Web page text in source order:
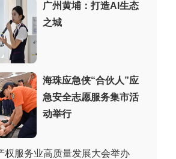
广州黄埔：打造AI生态
之城
海珠应急侠“合伙人”应
急安全志愿服务集市活
动举行
权服务业高质量发展大会举办